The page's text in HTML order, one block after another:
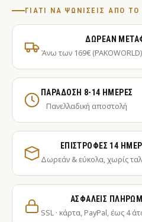
ΓΙΑΤΊ ΝΑ ΨΩΝΊΣΕΙΣ ΑΠΌ ΤΟ
ΔΩΡΕΆΝ
Άνω των 169€
ΠΑΡΆΔΟΣΗ 8-14 ΗΜΈΡΕΣ
Πανελλαδική αποστολή
ΕΠΙΣΤΡΟΦΈΣ 14
Δωρεάν & εύκολα, χωρίς
ΑΣΦΑΛΕΊΣ
SSL · κάρτα, PayPal, έως 4